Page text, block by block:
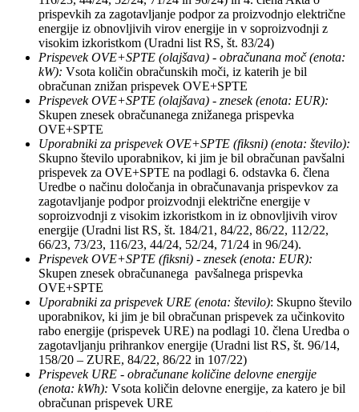
prispevkih za zagotavljanje podpor za proizvodnjo električne
energije iz obnovljivih virov energije in v soproizvodnji z
visokim izkoristkom (Uradni list RS, št. 83/24)
Prispevek OVE+SPTE (olajšava) - obračunana moč (enota:
kW): Vsota količin obračunskih moči, iz katerih je bil
obračunan znižan prispevek OVE+SPTE
Prispevek OVE+SPTE (olajšava) - znesek (enota: EUR):
Skupen znesek obračunanega znižanega prispevka
OVE+SPTE
Uporabniki za prispevek OVE+SPTE (fiksni) (enota: število):
Skupno število uporabnikov, ki jim je bil obračunan pavšalni
prispevek za OVE+SPTE na podlagi 6. odstavka 6. člena
Uredbe o načinu določanja in obračunavanja prispevkov za
zagotavljanje podpor proizvodnji električne energije v
soproizvodnji z visokim izkoristkom in iz obnovljivih virov
energije (Uradni list RS, št. 184/21, 84/22, 86/22, 112/22,
66/23, 73/23, 116/23, 44/24, 52/24, 71/24 in 96/24).
Prispevek OVE+SPTE (fiksni) - znesek (enota: EUR):
Skupen znesek obračunanega pavšalnega prispevka
OVE+SPTE
Uporabniki za prispevek URE (enota: število): Skupno število
uporabnikov, ki jim je bil obračunan prispevek za učinkovito
rabo energije (prispevek URE) na podlagi 10. člena Uredba o
zagotavljanju prihrankov energije (Uradni list RS, št. 96/14,
158/20 – ZURE, 84/22, 86/22 in 107/22)
Prispevek URE - obračunane količine delovne energije
(enota: kWh): Vsota količin delovne energije, za katero je bil
obračunan prispevek URE